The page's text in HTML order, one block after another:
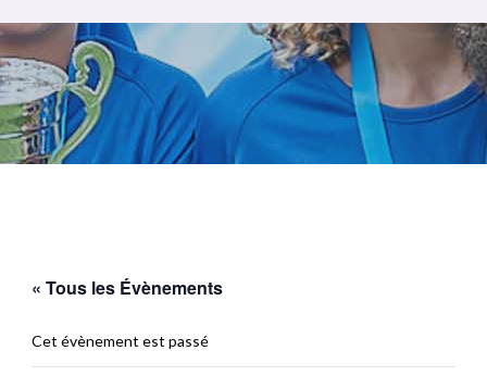
« Tous les Évènements
Cet évènement est passé